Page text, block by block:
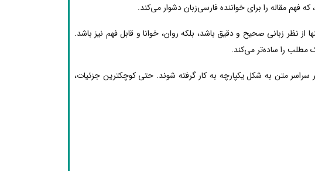
مقاله را برای خواننده فارسی‌زبان دشوار می‌کند.
نظر زبانی صحیح و دقیق باشد، بلکه روان، خوانا و قابل فهم نیز باشد.
مطلب را ساده‌تر می‌کند.
متن به شکل یکپارچه به کار گرفته شوند. حتی کوچکترین جزئیات،